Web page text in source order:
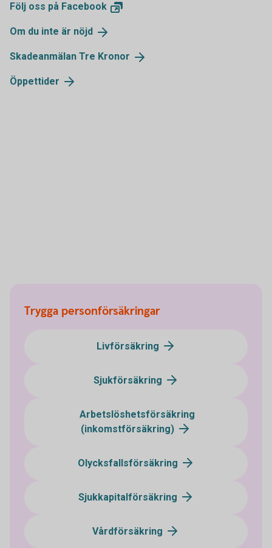
Följ oss på Facebook
Om du inte är nöjd
Skadeanmälan Tre Kronor
Öppettider
Trygga personförsäkringar
Livförsäkring
Sjukförsäkring
Arbetslöshetsförsäkring
(inkomstförsäkring)
Olycksfallsförsäkring
Sjukkapitalförsäkring
Vårdförsäkring